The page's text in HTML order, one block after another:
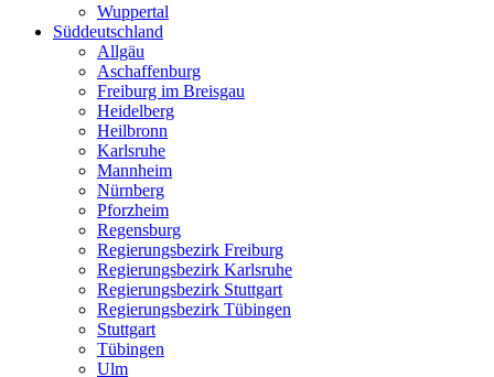
Wuppertal
Süddeutschland
Allgäu
Aschaffenburg
Freiburg im Breisgau
Heidelberg
Heilbronn
Karlsruhe
Mannheim
Nürnberg
Pforzheim
Regensburg
Regierungsbezirk Freiburg
Regierungsbezirk Karlsruhe
Regierungsbezirk Stuttgart
Regierungsbezirk Tübingen
Stuttgart
Tübingen
Ulm